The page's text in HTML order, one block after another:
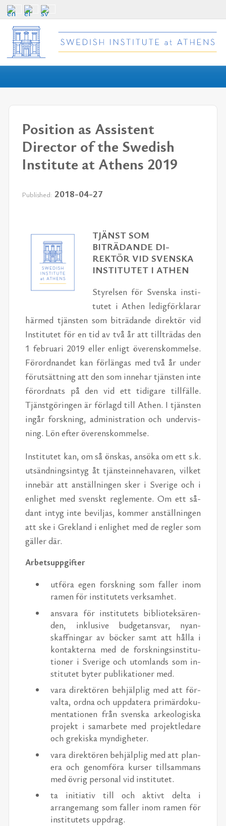
Position as Assistent
Director of the Swedish
Institute at Athens 2019
Published: 2018-04-27
TJÄNST SOM
BITRÄDANDE DI­
REKTÖR VID SVEN­SKA
IN­STI­TUTET I ATHEN
Styrelsen för Sven­ska in­sti­
tutet i Athen ledigförk­larar
härmed tjän­sten som bi­trä­dande di­rek­tör vid
In­sti­tutet för en tid av två år att till­trä­das den
1 feb­ru­ari 2019 eller en­ligt öv­eren­skom­melse.
Förord­nan­det kan för­län­gas med två år un­der
förut­sät­tning att den som in­nehar tjän­sten inte
förord­nats på den vid ett tidi­gare tillfälle.
Tjän­st­görin­gen är för­lagd till Athen. I tjän­sten
in­går forskn­ing, ad­min­is­tra­tion och un­der­vis­
ning. Lön efter öv­eren­skom­melse.
In­sti­tutet kan, om så ön­skas, an­söka om ett s.k.
ut­sänd­ningsin­tyg åt tjän­stein­nehavaren, vilket
in­nebär att anställ­nin­gen sker i Sverige och i
en­lighet med sven­skt re­gle­mente. Om ett så­
dant in­tyg inte bevil­jas, kom­mer anställ­nin­gen
att ske i Grekland i en­lighet med de re­gler som
gäller där.
Ar­bet­suppgifter
ut­föra egen forskn­ing som faller inom
ra­men för in­sti­tutets verk­samhet.
ans­vara för in­sti­tutets bib­liotek­sären­
den, inklu­sive bud­getans­var, nyan­
skaffningar av böcker samt att hålla i
kon­tak­terna med de forskn­ingsin­sti­tu­
tioner i Sverige och utom­lands som in­
sti­tutet byter pub­lika­tioner med.
vara di­rek­tören be­hjälplig med att för­
valta, ordna och up­p­dat­era primär­doku­
men­ta­tio­nen från sven­ska arke­ol­o­giska
pro­jekt i samar­bete med pro­jek­tledare
och grekiska myn­digheter.
vara di­rek­tören be­hjälplig med att plan­
era och genom­föra kurser till­sam­mans
med övrig per­sonal vid in­sti­tutet.
ta ini­tia­tiv till och ak­tivt delta i
arrange­mang som faller inom ra­men för
in­sti­tutets up­p­drag.